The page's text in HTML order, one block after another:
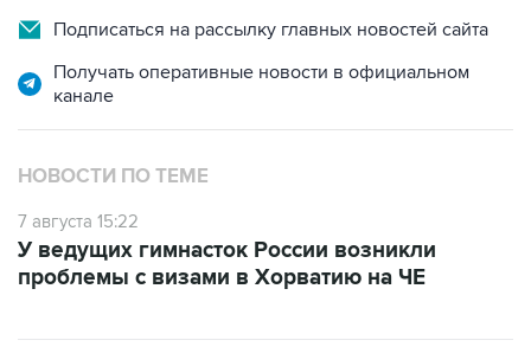
Подписаться на рассылку главных новостей сайта
Получать оперативные новости в официальном
канале
НОВОСТИ ПО ТЕМЕ
7 августа 15:22
У ведущих гимнасток России возникли
проблемы с визами в Хорватию на ЧЕ